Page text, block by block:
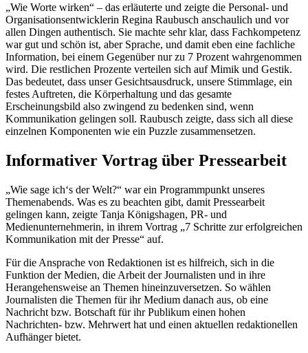
„Wie Worte wirken“ – das erläuterte und zeigte die Personal- und
Organisationsentwicklerin Regina Raubusch anschaulich und vor
allen Dingen authentisch. Sie machte sehr klar, dass Fachkompetenz
war gut und schön ist, aber Sprache, und damit eben eine fachliche
Information, bei einem Gegenüber nur zu 7 Prozent wahrgenommen
wird. Die restlichen Prozente verteilen sich auf Mimik und Gestik.
Das bedeutet, dass unser Gesichtsausdruck, unsere Stimmlage, ein
festes Auftreten, die Körperhaltung und das gesamte
Erscheinungsbild also zwingend zu bedenken sind, wenn
Kommunikation gelingen soll. Raubusch zeigte, dass sich all diese
einzelnen Komponenten wie ein Puzzle zusammensetzen.
Informativer Vortrag über Pressearbeit
„Wie sage ich‘s der Welt?“ war ein Programmpunkt unseres
Themenabends. Was es zu beachten gibt, damit Pressearbeit
gelingen kann, zeigte Tanja Königshagen, PR- und
Medienunternehmerin, in ihrem Vortrag „7 Schritte zur erfolgreichen
Kommunikation mit der Presse“ auf.
Für die Ansprache von Redaktionen ist es hilfreich, sich in die
Funktion der Medien, die Arbeit der Journalisten und in ihre
Herangehensweise an Themen hineinzuversetzen. So wählen
Journalisten die Themen für ihr Medium danach aus, ob eine
Nachricht bzw. Botschaft für ihr Publikum einen hohen
Nachrichten- bzw. Mehrwert hat und einen aktuellen redaktionellen
Aufhänger bietet.